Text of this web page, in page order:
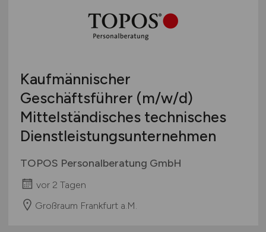
Kaufmännischer
Geschäftsführer (m/w/d)
Mittelständisches technisches
Dienstleistungsunternehmen
TOPOS Personalberatung GmbH
vor 2 Tagen
Großraum Frankfurt a.M.